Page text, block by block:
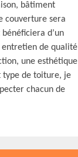
bâtiment
couverture sera
d’un
entretien de qualité
une esthétique
type de toiture, je
chacun de